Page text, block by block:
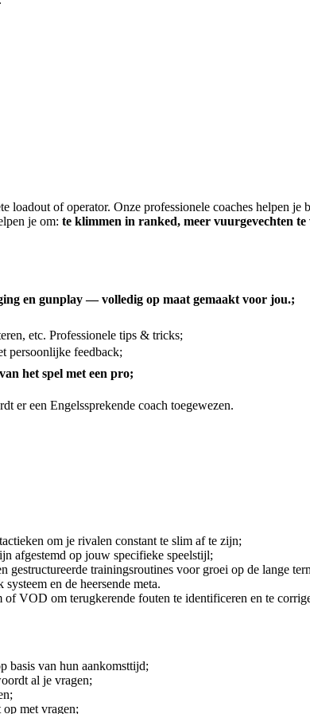
loadout of operator. Onze professionele coaches helpen
je om: te klimmen in ranked, meer vuurgevechten
en gunplay — volledig op maat gemaakt voor jou.;
etc. Professionele tips & tricks;
persoonlijke feedback;
het spel met een pro;
er een Engelssprekende coach toegewezen.
om je rivalen constant te slim af te zijn;
afgestemd op jouw specifieke speelstijl;
trainingsroutines voor groei op de lange
en de heersende meta.
VOD om terugkerende fouten te identificeren en te
basis van hun aankomsttijd;
al je vragen;
met vragen;